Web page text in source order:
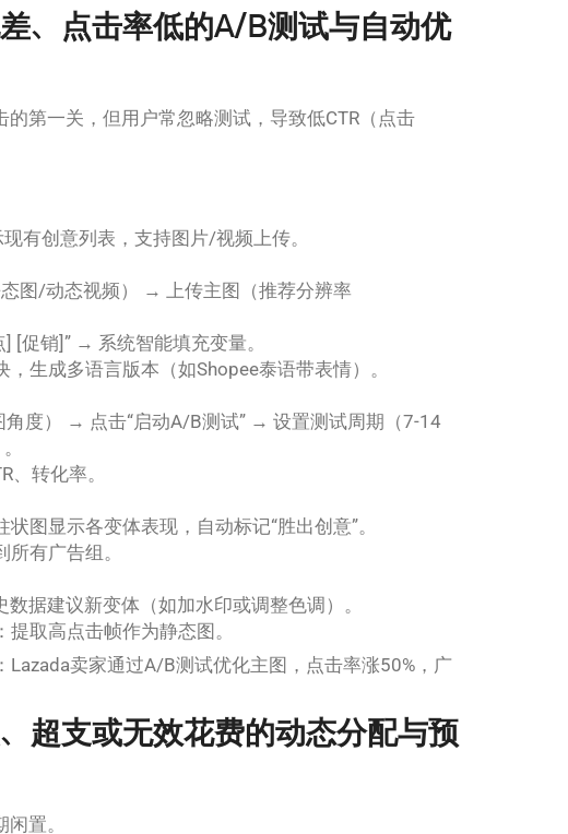
、点击率低的A/B测试与自动优
第一关，但用户常忽略测试，导致低CTR（点击
有创意列表，支持图片/视频上传。
图/动态视频） → 上传主图（推荐分辨率
[促销]” → 系统智能填充变量。
，生成多语言版本（如Shopee泰语带表情）。
度） → 点击“启动A/B测试” → 设置测试周期（7-14
、转化率。
图显示各变体表现，自动标记“胜出创意”。
有广告组。
数据建议新变体（如加水印或调整色调）。
提取高点击帧作为静态图。
Lazada卖家通过A/B测试优化主图，点击率涨50%，广
超支或无效花费的动态分配与预
置。